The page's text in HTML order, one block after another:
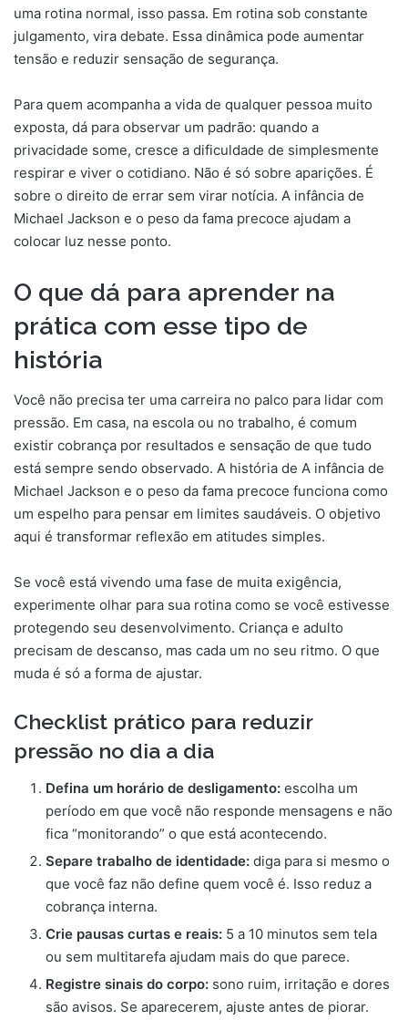
uma rotina normal, isso passa. Em rotina sob constante
julgamento, vira debate. Essa dinâmica pode aumentar
tensão e reduzir sensação de segurança.
Para quem acompanha a vida de qualquer pessoa muito
exposta, dá para observar um padrão: quando a
privacidade some, cresce a dificuldade de simplesmente
respirar e viver o cotidiano. Não é só sobre aparições. É
sobre o direito de errar sem virar notícia. A infância de
Michael Jackson e o peso da fama precoce ajudam a
colocar luz nesse ponto.
O que dá para aprender na
prática com esse tipo de
história
Você não precisa ter uma carreira no palco para lidar com
pressão. Em casa, na escola ou no trabalho, é comum
existir cobrança por resultados e sensação de que tudo
está sempre sendo observado. A história de A infância de
Michael Jackson e o peso da fama precoce funciona como
um espelho para pensar em limites saudáveis. O objetivo
aqui é transformar reflexão em atitudes simples.
Se você está vivendo uma fase de muita exigência,
experimente olhar para sua rotina como se você estivesse
protegendo seu desenvolvimento. Criança e adulto
precisam de descanso, mas cada um no seu ritmo. O que
muda é só a forma de ajustar.
Checklist prático para reduzir
pressão no dia a dia
Defina um horário de desligamento: escolha um
período em que você não responde mensagens e não
fica “monitorando” o que está acontecendo.
Separe trabalho de identidade: diga para si mesmo o
que você faz não define quem você é. Isso reduz a
cobrança interna.
Crie pausas curtas e reais: 5 a 10 minutos sem tela
ou sem multitarefa ajudam mais do que parece.
Registre sinais do corpo: sono ruim, irritação e dores
são avisos. Se aparecerem, ajuste antes de piorar.